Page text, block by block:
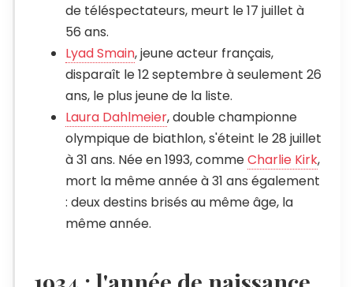
de téléspectateurs, meurt le 17 juillet à
56 ans.
Lyad Smain, jeune acteur français,
disparaît le 12 septembre à seulement 26
ans, le plus jeune de la liste.
Laura Dahlmeier, double championne
olympique de biathlon, s'éteint le 28 juillet
à 31 ans. Née en 1993, commeCharlie Kirk,
mort la même année à 31 ans également
: deux destins brisés au même âge, la
même année.